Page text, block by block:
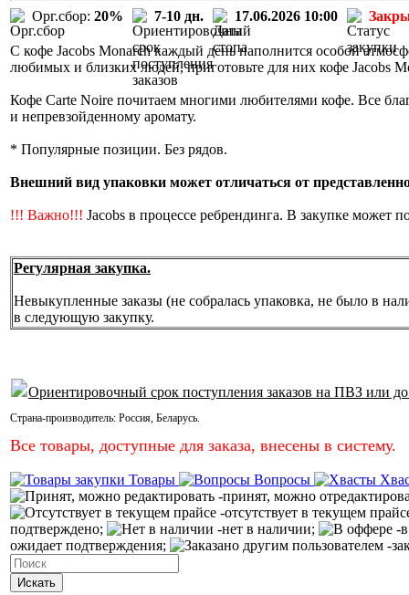
Орг.сбор: 20% 7-10 дн. 17.06.2026 10:00
С кофе Jacobs Monarch каждый день наполнится особой
любимых и близких людей, приготовьте для них кофе Jacobs
Кофе Carte Noire почитаем многими любителями кофе. Все
и непревзойденному аромату.
* Популярные позиции. Без рядов.
Внешний вид упаковки может отличаться от
!!! Важно!!! Jacobs в процессе ребрендинга. В закупке может
Регулярная закупка.
Невыкупленные заказы (не собралась упаковка, не было в
в следующую закупку.
Ориентировочный срок поступления заказов на ПВЗ или
Страна-производитель: Россия, Беларусь.
Все товары, доступные для заказа, внесены в систему.
Товары Вопросы
-принят, можно
-отсутствует в текущем
подтверждено;
-нет в наличии;
-
ожидает подтверждения;
-
Искать